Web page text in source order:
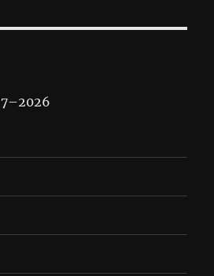
2026